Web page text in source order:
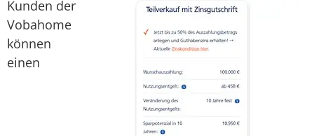
Kunden der
Vobahome
können
einen